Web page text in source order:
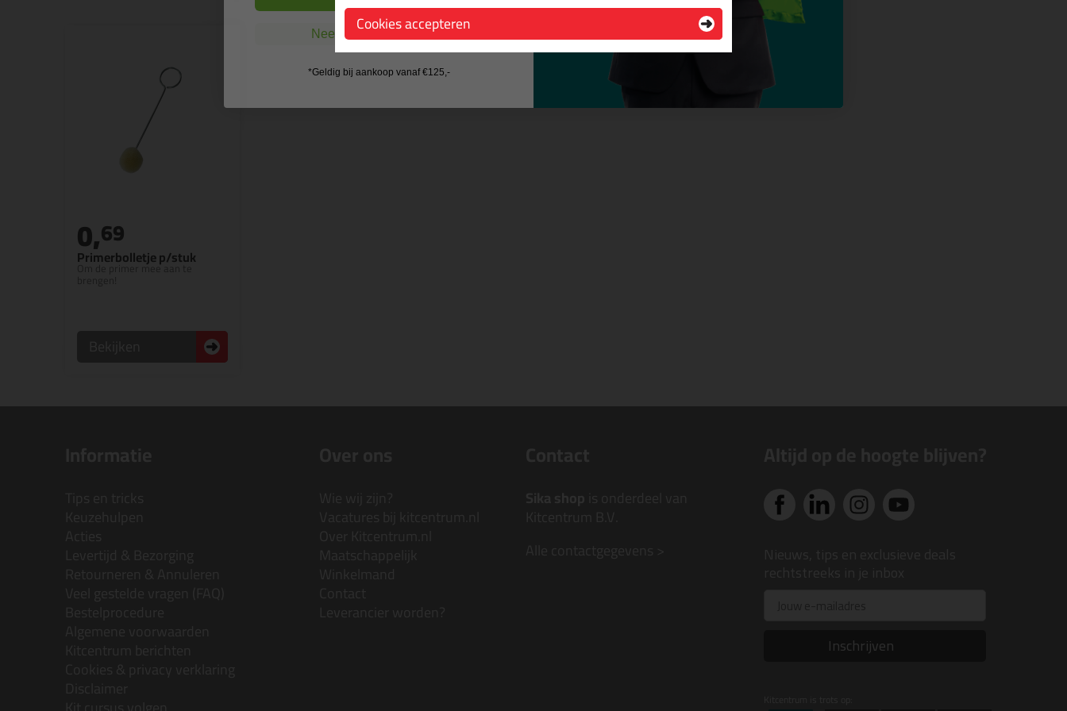
Primerbolletje p/stuk
Om de primer mee aan te
0,69
Inschrijven
Cookies accepteren
Nee, ik wil geen cadeau
*Geldig bij aankoop vanaf €125,-